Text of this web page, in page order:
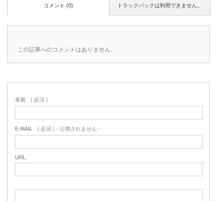
トラックバックは利用できません。
コメント (0)
この記事へのコメントはありません。
名前 ( 必須 )
E-MAIL ( 必須 ) - 公開されません -
URL